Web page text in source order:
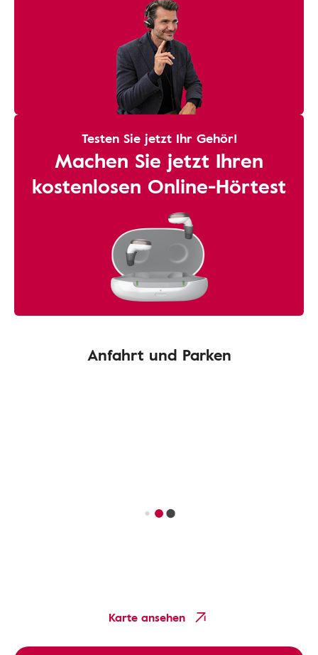
Testen Sie jetzt Ihr Gehör!
Machen Sie jetzt Ihren
kostenlosen Online-Hörtest
Anfahrt und Parken
Karte ansehen